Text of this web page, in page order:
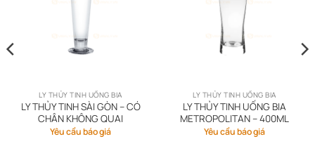
LY THỦY TINH UỐNG BIA
LY THỦY TINH SÀI GÒN – CÓ
CHÂN KHÔNG QUAI
Yêu cầu báo giá
LY THỦY TINH UỐNG BIA
LY THỦY TINH UỐNG BIA
METROPOLITAN – 400ML
Yêu cầu báo giá